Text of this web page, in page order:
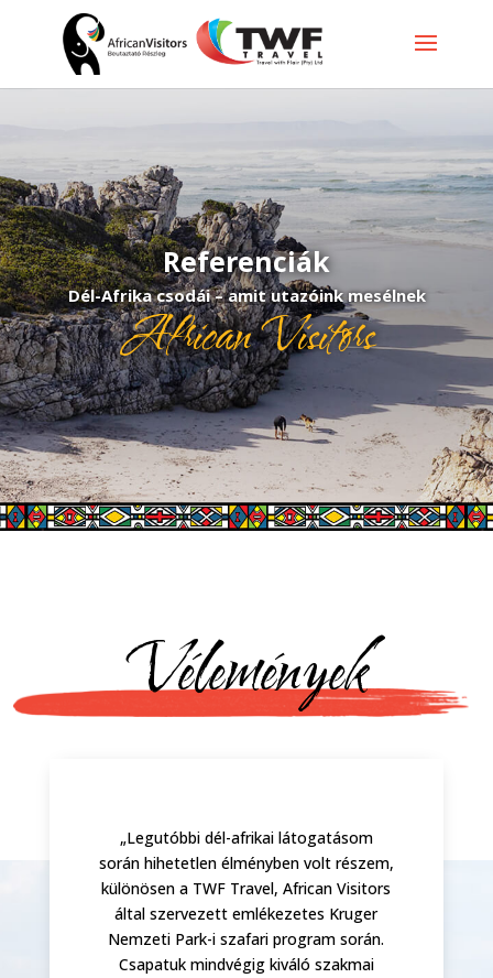
Referenciák
Dél-Afrika csodái – amit utazóink mesélnek
African Visitors
Vélemények
„Legutóbbi dél-afrikai látogatásom
során hihetetlen élményben volt részem,
különösen a TWF Travel, African Visitors
által szervezett emlékezetes Kruger
Nemzeti Park-i szafari program során.
Csapatuk mindvégig kiváló szakmai